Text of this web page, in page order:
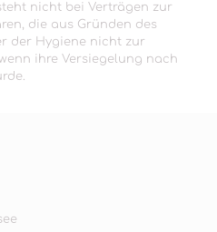
nicht bei Verträgen zur
die aus Gründen des
der Hygiene nicht zur
ihre Versiegelung nach